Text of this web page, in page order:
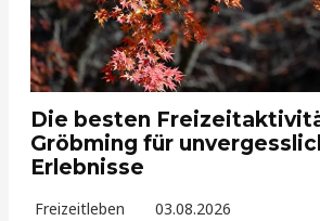
Die besten
Gröbming für
Erlebnisse
Freizeitleben 03.08.2026